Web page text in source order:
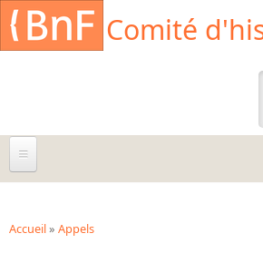
Aller au contenu principal
Comité
À propos
Agenda
Accueil» Appels
Cookies management panel